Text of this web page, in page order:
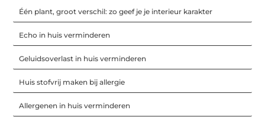
Één plant, groot verschil: zo geef je je interieur karakter
Echo in huis verminderen
Geluidsoverlast in huis verminderen
Huis stofvrij maken bij allergie
Allergenen in huis verminderen